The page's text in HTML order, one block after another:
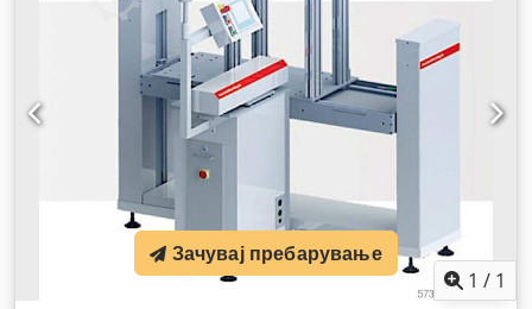
1 / 1
Зачувај пребарување